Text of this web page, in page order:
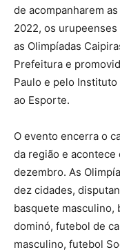
de acompanharem
2022, os
as Olimpíadas
Prefeitura e
Paulo e pelo
ao Esporte.
O evento encerra o
da região e acontece
dezembro. As
dez cidades,
basquete masculino,
dominó, futebol de
masculino, futebol